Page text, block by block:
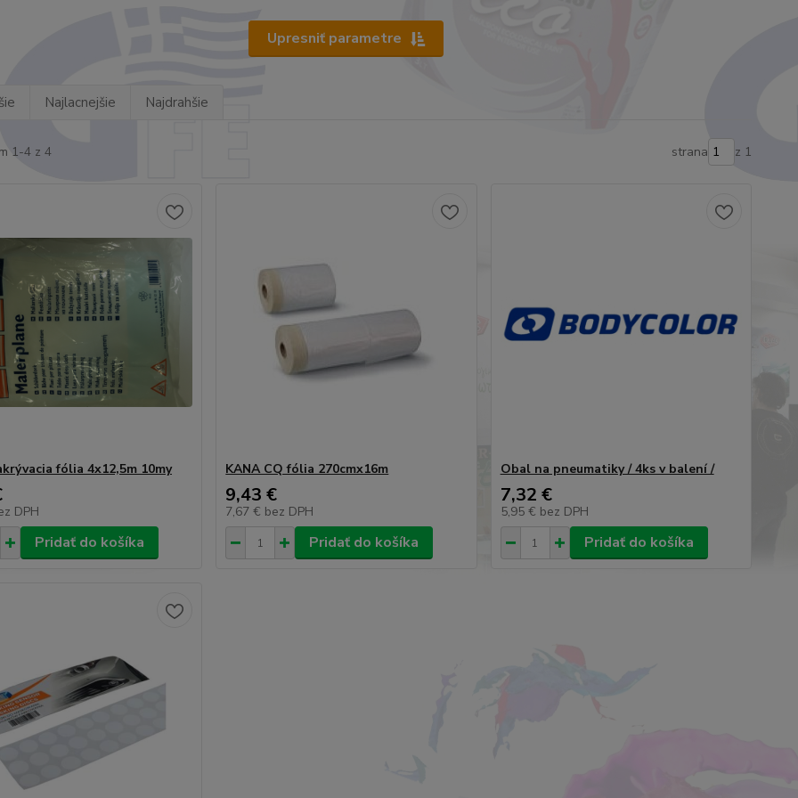
Upresniť parametre
Najlacnejšie Najdrahšie
1-4 z 4 strana z 1
fólia 4x12,5m 10my
DPH
Pridať do košíka
KANA CQ fólia 270cmx16m
9,43 €
7,67 € bez DPH
Pridať do košíka
Obal na pneumatiky / 4ks v balení /
7,32 €
5,95 € bez DPH
Pridať do košíka